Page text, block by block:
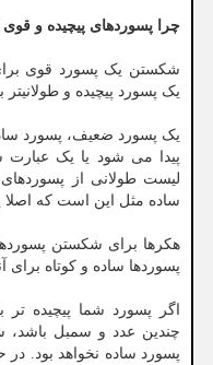
چرا پسوردهای پیچیده و قوی
شکستن یک پسورد قوی
یک پسورد پیچیده و طولانیتر
یک پسورد ضعیف، پسورد
لیست طولانی از پسوردهای
ساده مثل این است که اصلا
هکرها برای شکستن
پسوردها ساده و کوتاه برای
اگر پسورد شما پیچیده
چندین عدد و سمبل
پسورد ساده نخواهد بود. در